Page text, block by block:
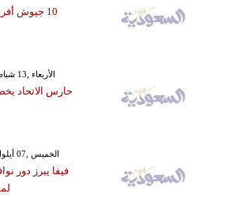
10 جيوش
GMT 13:22 2019 الأربعاء ,13 شباط / فبراير
حارس الاتحاد
GMT 13:24 2017 الخميس ,07 أيلول / سبتمبر
فيفا يبرز دور